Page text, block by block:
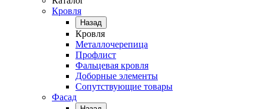
Кровля
Назад
Кровля
Металлочерепица
Профлист
Фальцевая кровля
Доборные элементы
Сопутствующие товары
Фасад